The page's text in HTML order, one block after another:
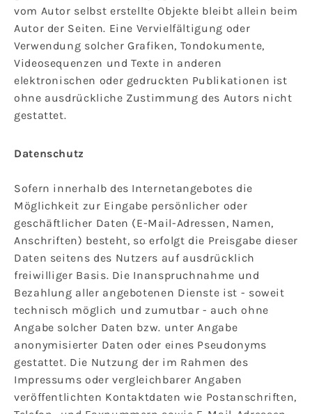
vom Autor selbst erstellte Objekte bleibt allein beim
Autor der Seiten. Eine Vervielfältigung oder
Verwendung solcher Grafiken, Tondokumente,
Videosequenzen und Texte in anderen
elektronischen oder gedruckten Publikationen ist
ohne ausdrückliche Zustimmung des Autors nicht
gestattet.
Datenschutz
Sofern innerhalb des Internetangebotes die
Möglichkeit zur Eingabe persönlicher oder
geschäftlicher Daten (E-Mail-Adressen, Namen,
Anschriften) besteht, so erfolgt die Preisgabe dieser
Daten seitens des Nutzers auf ausdrücklich
freiwilliger Basis. Die Inanspruchnahme und
Bezahlung aller angebotenen Dienste ist - soweit
technisch möglich und zumutbar - auch ohne
Angabe solcher Daten bzw. unter Angabe
anonymisierter Daten oder eines Pseudonyms
gestattet. Die Nutzung der im Rahmen des
Impressums oder vergleichbarer Angaben
veröffentlichten Kontaktdaten wie Postanschriften,